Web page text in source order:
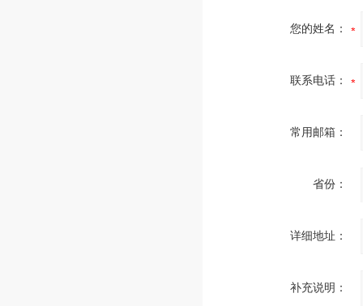
您的姓名：
联系电话：
常用邮箱：
省份：
详细地址：
补充说明：